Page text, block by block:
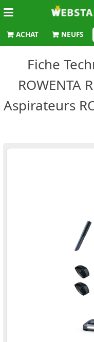
ACHAT NEUFS
Fiche
ROWENTA
Aspirateurs